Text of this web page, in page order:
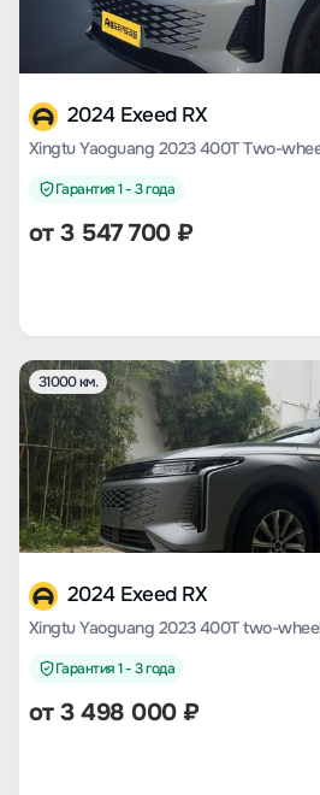
2024 Exeed RX
Xingtu Yaoguang 2023 400T Two-
Гарантия 1 - 3 года
от3 547 700₽
31000 км.
2024 Exeed RX
Xingtu Yaoguang 2023 400T two-
Гарантия 1 - 3 года
от3 498 000₽